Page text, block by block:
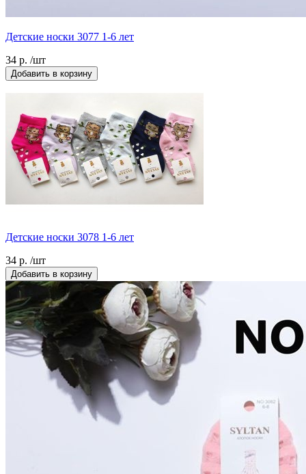
Детские носки 3077 1-6 лет
34 р. /шт
Добавить в корзину
Детские носки 3078 1-6 лет
34 р. /шт
Добавить в корзину